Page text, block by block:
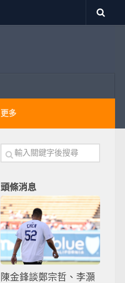
更多
頭條消息
陳金鋒談鄭宗哲、李灝